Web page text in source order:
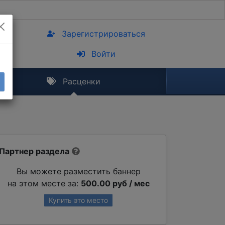
Зарегистрироваться
Войти
Расценки
Партнер раздела
Вы можете разместить баннер
на этом месте за: 500.00 руб / мес
Купить это место